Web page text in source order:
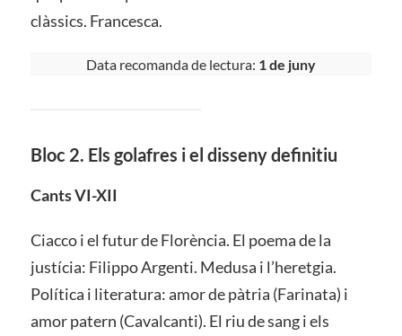
clàssics. Francesca.
Data recomanda de lectura: 1 de juny
Bloc 2. Els golafres i el disseny definitiu
Cants VI-XII
Ciacco i el futur de Florència. El poema de la
justícia: Filippo Argenti. Medusa i l’heretgia.
Política i literatura: amor de pàtria (Farinata) i
amor patern (Cavalcanti). El riu de sang i els